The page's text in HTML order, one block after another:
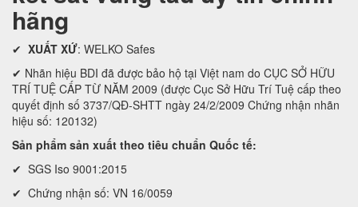
hãng
✔ XUẤT XỨ: WELKO Safes
✔ Nhãn hiệu BDI đã được bảo hộ tại Việt nam do CỤC SỞ HỮU
TRÍ TUỆ CẤP TỪ NĂM 2009 (được Cục Sở Hữu Trí Tuệ cấp theo
quyết định số 3737/QĐ-SHTT ngày 24/2/2009 Chứng nhận nhãn
hiệu số: 120132)
Sản phẩm sản xuất theo tiêu chuẩn Quốc tế:
✔ SGS Iso 9001:2015
✔ Chứng nhận số: VN 16/0059